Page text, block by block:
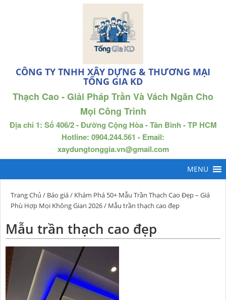
CÔNG TY TNHH XÂY DỰNG & THƯƠNG MẠI
TỐNG GIA KD
Thạch Cao - Giải Pháp Trần Và Vách Ngăn Cho
Mọi Công Trình
Địa chỉ 1: Số 406/2 - Đường Cộng Hòa - Tân Bình - TP HCM
Hotline: 0904.244.561 - Email:
xaydungtonggia.vn@gmail.com
Trang Chủ / Báo giá/ Khám Phá 50+ Mẫu Trần Thạch Cao Đẹp – Giá
Phù Hợp Mọi Không Gian 2026/ Mẫu trần thạch cao đẹp
Mẫu trần thạch cao đẹp